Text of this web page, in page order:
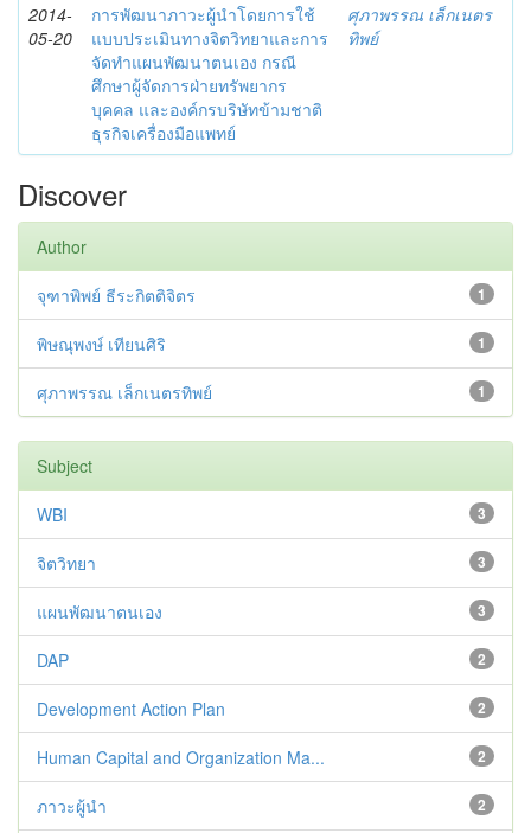
2014-
05-20
การพัฒนาภาวะผู้นำโดยการใช้
แบบประเมินทางจิตวิทยาและการ
จัดทำแผนพัฒนาตนเอง กรณี
ศึกษาผู้จัดการฝ่ายทรัพยากร
บุคคล และองค์กรบริษัทข้ามชาติ
ธุรกิจเครื่องมือแพทย์
ศุภาพรรณ เล็กเนตร
ทิพย์
Discover
Author
1
จุฑาพิพย์ ธีระกิตติจิตร
1
พิษณุพงษ์ เทียนศิริ
1
ศุภาพรรณ เล็กเนตรทิพย์
Subject
3
WBI
3
จิตวิทยา
3
แผนพัฒนาตนเอง
2
DAP
2
Development Action Plan
2
Human Capital and Organization Ma...
2
ภาวะผู้นำ